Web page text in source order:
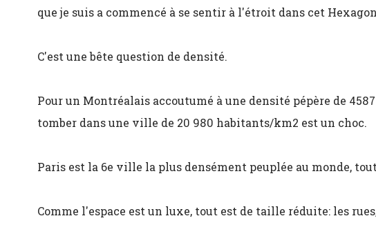
que je suis a commencé à se sentir à l'étroit dans cet
C'est une bête question de densité.
Pour un Montréalais accoutumé à une densité pépère de
tomber dans une ville de 20 980 habitants/km2 est un choc.
Paris est la 6e ville la plus densément peuplée au monde,
Comme l'espace est un luxe, tout est de taille réduite: les